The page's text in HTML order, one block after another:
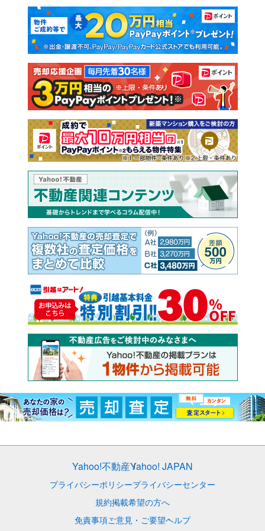
新築マンション 中古マンション
新築一戸建て 中古一戸建て
注文住宅 土地
売却査定
マンションカタログ 教えて！住まいの先生
Yahoo!不動産Yahoo! JAPAN
プライバシーポリシープライバシーセンター
規約掲載希望の方へ
免責事項ご意見・ご要望ヘルプ